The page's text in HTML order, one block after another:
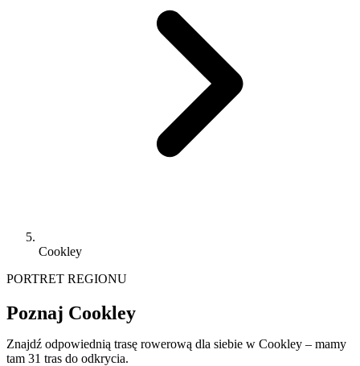
Cookley
PORTRET REGIONU
Poznaj Cookley
Znajdź odpowiednią trasę rowerową dla siebie w Cookley – mamy
tam 31 tras do odkrycia.